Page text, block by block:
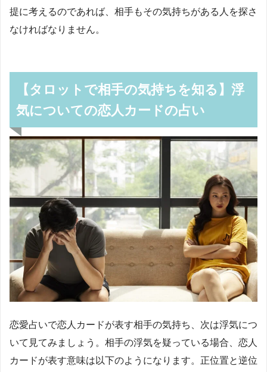
提に考えるのであれば、相手もその気持ちがある人を探さ
なければなりません。
【タロットで相手の気持ちを知る】浮
気についての恋人カードの占い
恋愛占いで恋人カードが表す相手の気持ち、次は浮気につ
いて見てみましょう。相手の浮気を疑っている場合、恋人
カードが表す意味は以下のようになります。正位置と逆位